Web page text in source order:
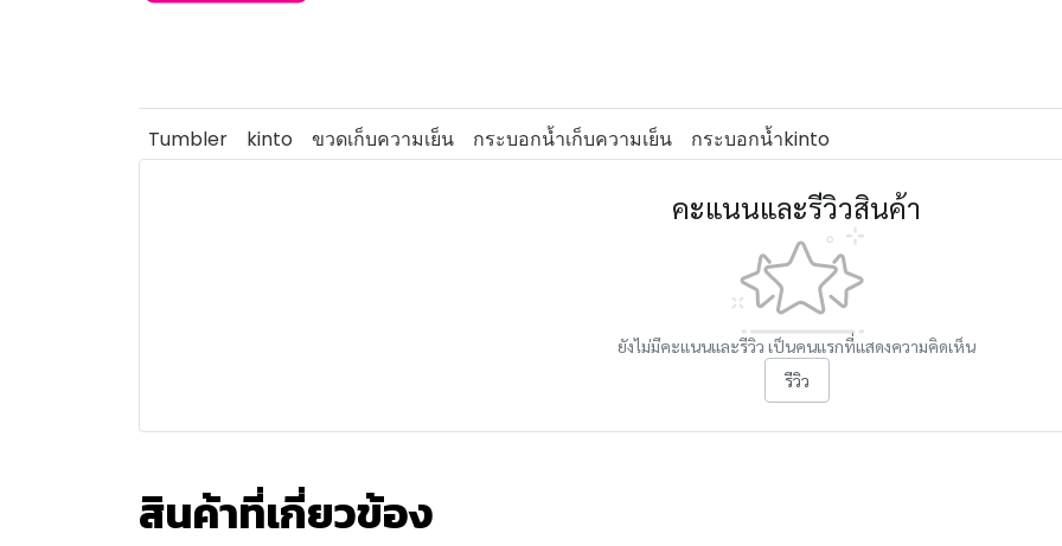
Tumbler kinto ขวดเก็บความเย็น กระบอกน้ำเก็บความเย็น กระบอกน้ำkinto
คะแนนและรีวิวสินค้า
ยังไม่มีคะแนนและรีวิว เป็นคนแรกที่แสดงความคิดเห็น
รีวิว
สินค้าที่เกี่ยวข้อง